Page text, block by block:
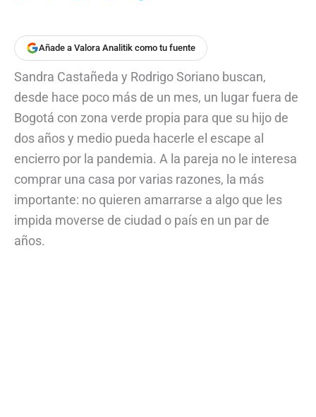
Añade a Valora Analitik como tu fuente
Sandra Castañeda y Rodrigo Soriano buscan,
desde hace poco más de un mes, un lugar fuera de
Bogotá con zona verde propia para que su hijo de
dos años y medio pueda hacerle el escape al
encierro por la pandemia. A la pareja no le interesa
comprar una casa por varias razones, la más
importante: no quieren amarrarse a algo que les
impida moverse de ciudad o país en un par de
años.